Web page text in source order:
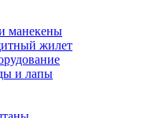
манекены
жилет
и лапы